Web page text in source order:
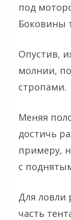
под
Боковины
Опустив,
молнии,
стропами.
Меняя
достичь
примеру,
с
Для ловли
часть